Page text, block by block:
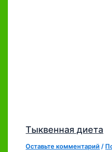
Тыквенная диета
Оставьте комментарий /